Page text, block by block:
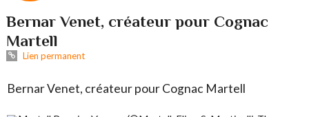
Bernar Venet, créateur pour Cognac
Martell
Lien permanent
Bernar Venet, créateur pour Cognac Martell